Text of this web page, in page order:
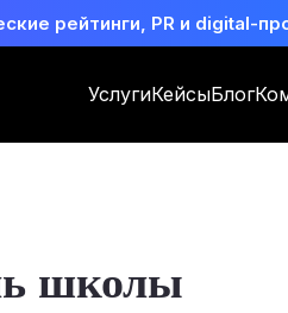
рейтинги, PR и digital-
УслугиКейсыБлог
школы